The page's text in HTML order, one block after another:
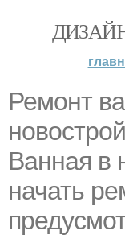
Ремонт
Ванная в
начать